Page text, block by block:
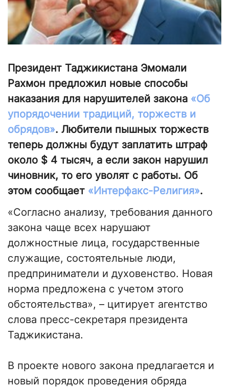
Президент Таджикистана Эмомали
Рахмон предложил новые способы
наказания для нарушителей закона «Об
упорядочении традиций, торжеств и
обрядов». Любители пышных торжеств
теперь должны будут заплатить штраф
около $ 4 тысяч, а если закон нарушил
чиновник, то его уволят с работы. Об
этом сообщает «Интерфакс-Религия».
«Согласно анализу, требования данного
закона чаще всех нарушают
должностные лица, государственные
служащие, состоятельные люди,
предприниматели и духовенство. Новая
норма предложена с учетом этого
обстоятельства», – цитирует агентство
слова пресс-секретаря президента
Таджикистана.
В проекте нового закона предлагается и
новый порядок проведения обряда